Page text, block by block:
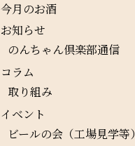
今月のお酒
お知らせ
のんちゃん倶楽部通信
コラム
取り組み
イベント
ビールの会（工場見学等）